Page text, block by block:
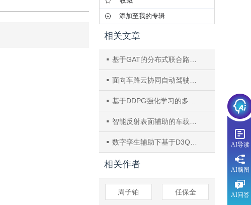
添加至我的专辑
相关文章
基于GAT的分布式联合路由与频谱接入机制
面向车路云协同自动驾驶的大语言模型安全研究综述
基于DDPG强化学习的多集群算力资源调度算法
智能反射表面辅助的车载边缘任务卸载和资源分配策略
数字孪生辅助下基于D3QN的车载网络协同卸载算法
相关作者
周子铂 任保全
AI导读
AI脑图
AI问答